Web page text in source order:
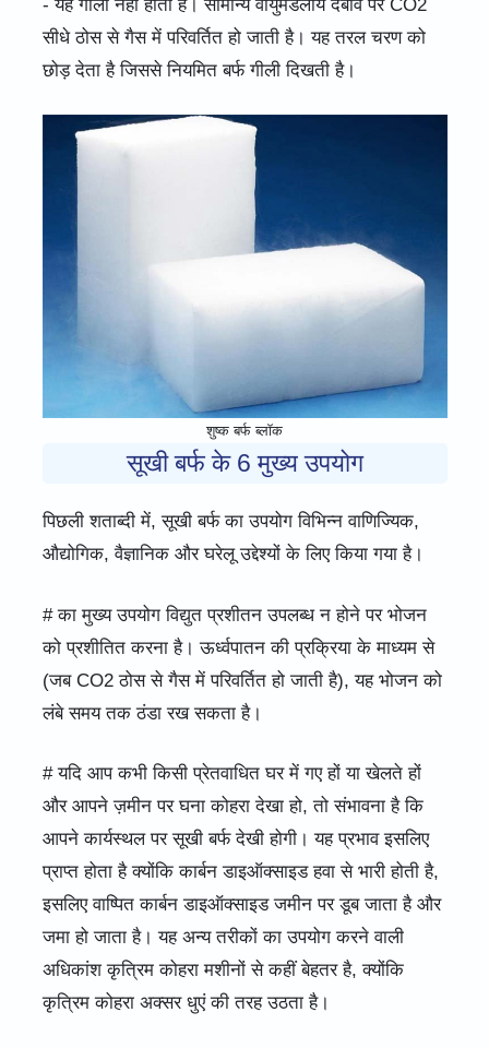
- यह गीली नहीं होती है। सामान्य वायुमंडलीय दबाव पर CO2
सीधे ठोस से गैस में परिवर्तित हो जाती है। यह तरल चरण को
छोड़ देता है जिससे नियमित बर्फ गीली दिखती है।
शुष्क बर्फ ब्लॉक
सूखी बर्फ के 6 मुख्य उपयोग
पिछली शताब्दी में, सूखी बर्फ का उपयोग विभिन्न वाणिज्यिक,
औद्योगिक, वैज्ञानिक और घरेलू उद्देश्यों के लिए किया गया है।
# का मुख्य उपयोग विद्युत प्रशीतन उपलब्ध न होने पर भोजन
को प्रशीतित करना है। ऊर्ध्वपातन की प्रक्रिया के माध्यम से
(जब CO2 ठोस से गैस में परिवर्तित हो जाती है), यह भोजन को
लंबे समय तक ठंडा रख सकता है।
# यदि आप कभी किसी प्रेतवाधित घर में गए हों या खेलते हों
और आपने ज़मीन पर घना कोहरा देखा हो, तो संभावना है कि
आपने कार्यस्थल पर सूखी बर्फ देखी होगी। यह प्रभाव इसलिए
प्राप्त होता है क्योंकि कार्बन डाइऑक्साइड हवा से भारी होती है,
इसलिए वाष्पित कार्बन डाइऑक्साइड जमीन पर डूब जाता है और
जमा हो जाता है। यह अन्य तरीकों का उपयोग करने वाली
अधिकांश कृत्रिम कोहरा मशीनों से कहीं बेहतर है, क्योंकि
कृत्रिम कोहरा अक्सर धुएं की तरह उठता है।